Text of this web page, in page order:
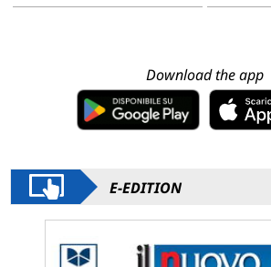
Download the app
E-EDITION